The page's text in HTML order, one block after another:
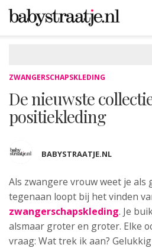
ZWANGERSCHAPSKLEDING
De nieuwste
positiekleding
BABYSTRAATJE.NL
Als zwangere vrouw weet je als
tegenaan loopt bij het vinden
zwangerschapskleding. Je
alsmaar groter en groter. Elke
vraag: Wat trek ik aan?